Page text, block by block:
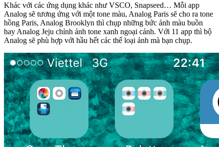
Khác với các ứng dụng khác như VSCO, Snapseed… Mỗi app
Analog sẽ tương ứng với một tone màu, Analog Paris sẽ cho ra tone
hồng Paris, Analog Brooklyn thì chụp những bức ảnh màu buồn
hay Analog Jeju chỉnh ảnh tone xanh ngoại cảnh. Với 11 app thì bộ
Analog sẽ phù hợp với hầu hết các thể loại ảnh mà bạn chụp.